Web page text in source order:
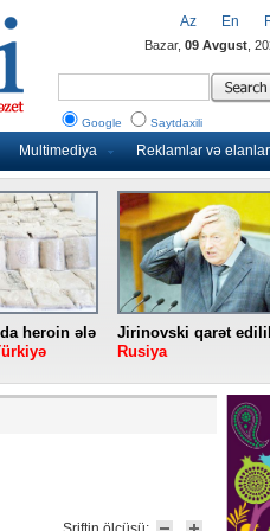
Multimediya Reklamlar və elanlar
Az En
Bazar, 09 Avgust ,
Google Saytdaxili
heroin ələ
Jirinovski qarət
Rusiya